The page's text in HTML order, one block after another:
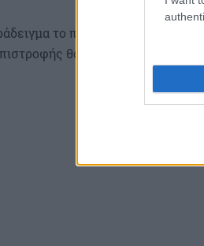
το ποσό που θα
θα είναι 206 ευρώ.